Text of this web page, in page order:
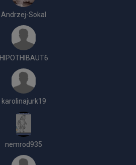
Andrzej-Sokal
HIPOTHIBAUT6
karolinajurk19
nemrod935